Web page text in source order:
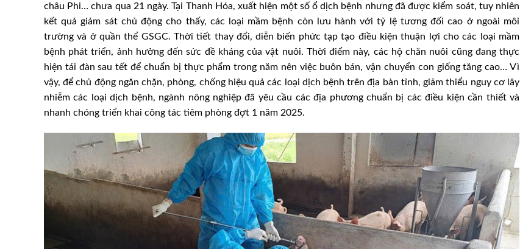
châu Phi… chưa qua 21 ngày. Tại Thanh Hóa, xuất hiện một số ổ dịch bệnh nhưng đã được kiểm soát, tuy nhiên
kết quả giám sát chủ động cho thấy, các loại mầm bệnh còn lưu hành với tỷ lệ tương đối cao ở ngoài môi
trường và ở quần thể GSGC. Thời tiết thay đổi, diễn biến phức tạp tạo điều kiện thuận lợi cho các loại mầm
bệnh phát triển, ảnh hưởng đến sức đề kháng của vật nuôi. Thời điểm này, các hộ chăn nuôi cũng đang thực
hiện tái đàn sau tết để chuẩn bị thực phẩm trong năm nên việc buôn bán, vận chuyển con giống tăng cao… Vì
vậy, để chủ động ngăn chặn, phòng, chống hiệu quả các loại dịch bệnh trên địa bàn tỉnh, giảm thiểu nguy cơ lây
nhiễm các loại dịch bệnh, ngành nông nghiệp đã yêu cầu các địa phương chuẩn bị các điều kiện cần thiết và
nhanh chóng triển khai công tác tiêm phòng đợt 1 năm 2025.